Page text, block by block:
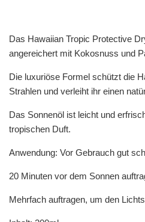
Das Hawaiian Tropic Protective
angereichert mit Kokosnuss und
Die luxuriöse Formel schützt die
Strahlen und verleiht ihr einen
Das Sonnenöl ist leicht und
tropischen Duft.
Anwendung: Vor Gebrauch gut
20 Minuten vor dem Sonnen
Mehrfach auftragen, um den